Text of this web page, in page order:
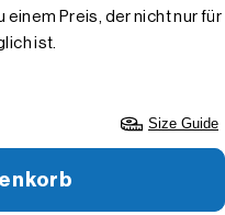
einem Preis, der nicht nur für
ist.
Size Guide